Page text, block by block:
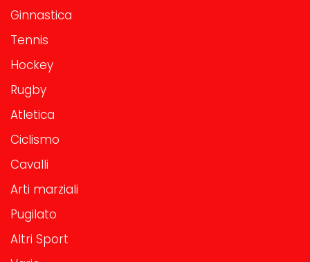
Ginnastica
Tennis
Hockey
Rugby
Atletica
Ciclismo
Cavalli
Arti marziali
Pugilato
Altri Sport